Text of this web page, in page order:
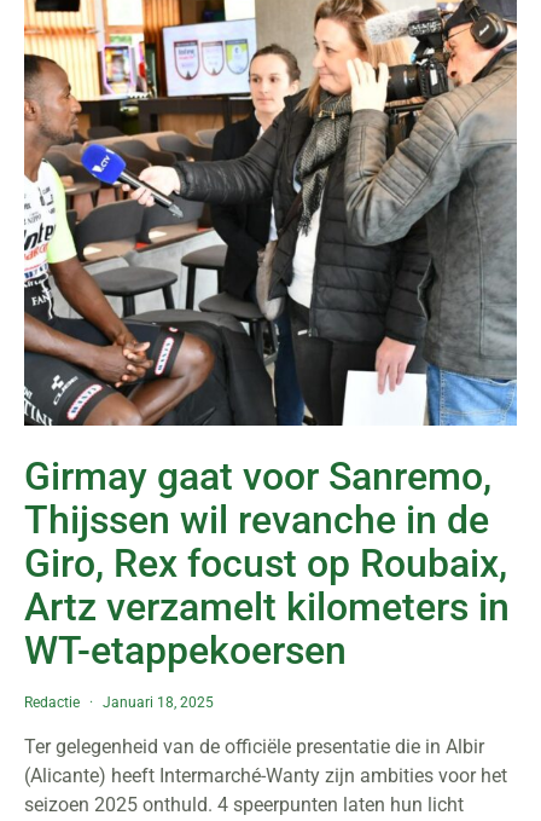
Girmay gaat voor Sanremo,
Thijssen wil revanche in de
Giro, Rex focust op Roubaix,
Artz verzamelt kilometers in
WT-etappekoersen
Redactie Januari 18, 2025
Ter gelegenheid van de officiële presentatie die in Albir
(Alicante) heeft Intermarché-Wanty zijn ambities voor het
seizoen 2025 onthuld. 4 speerpunten laten hun licht